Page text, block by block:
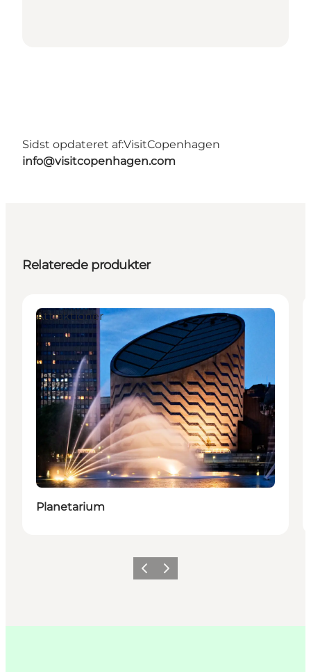
Sidst opdateret af:VisitCopenhagen
info@visitcopenhagen.com
Relaterede produkter
Attraktioner
Planetarium
ForrigeNæste